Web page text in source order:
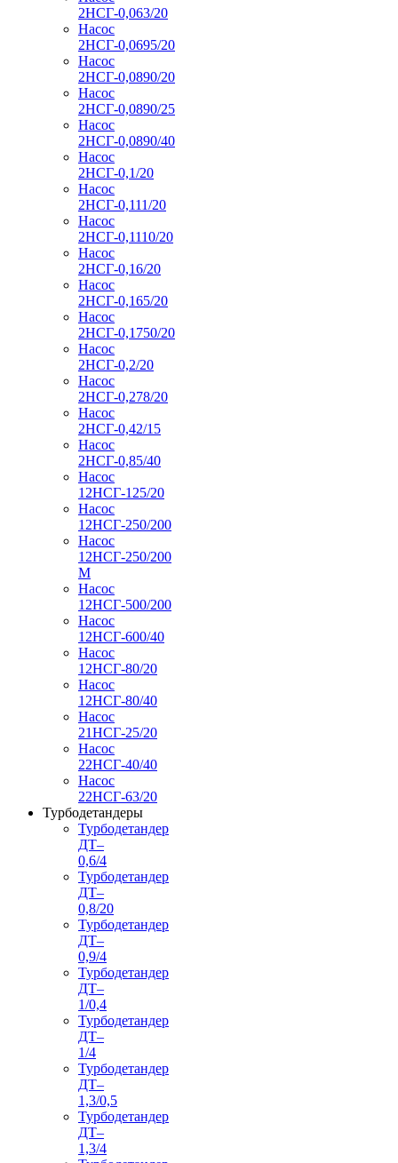
2НСГ-0,063/20
Насос
2НСГ-0,0695/20
Насос
2НСГ-0,0890/20
Насос
2НСГ-0,0890/25
Насос
2НСГ-0,0890/40
Насос
2НСГ-0,1/20
Насос
2НСГ-0,111/20
Насос
2НСГ-0,1110/20
Насос
2НСГ-0,16/20
Насос
2НСГ-0,165/20
Насос
2НСГ-0,1750/20
Насос
2НСГ-0,2/20
Насос
2НСГ-0,278/20
Насос
2НСГ-0,42/15
Насос
2НСГ-0,85/40
Насос
12НСГ-125/20
Насос
12НСГ-250/200
Насос
12НСГ-250/200
М
Насос
12НСГ-500/200
Насос
12НСГ-600/40
Насос
12НСГ-80/20
Насос
12НСГ-80/40
Насос
21НСГ-25/20
Насос
22НСГ-40/40
Насос
22НСГ-63/20
Турбодетандеры
Турбодетандер
ДТ–
0,6/4
Турбодетандер
ДТ–
0,8/20
Турбодетандер
ДТ–
0,9/4
Турбодетандер
ДТ–
1/0,4
Турбодетандер
ДТ–
1/4
Турбодетандер
ДТ–
1,3/0,5
Турбодетандер
ДТ–
1,3/4